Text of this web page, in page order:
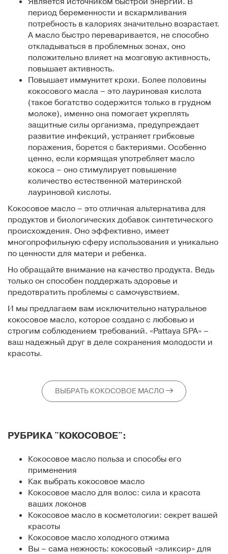
период беременности и вскармливания
потребность в калориях значительно возрастает.
А масло быстро переваривается, не способно
откладываться в проблемных зонах, оно
положительно влияет на мозговую активность,
повышает активность.
Повышает иммунитет крохи. Более половины
кокосового масла – это лауриновая кислота
(такое богатство содержится только в грудном
молоке), именно она помогает укреплять
защитные силы организма, предупреждает
развитие инфекций, устраняет грибковые
поражения, борется с бактериями. Особенно
ценно, если кормящая употребляет масло
кокоса – оно стимулирует повышение
количество естественной материнской
лауриновой кислоты.
Кокосовое масло – это отличная альтернатива для
продуктов и биологических добавок синтетического
происхождения. Оно эффективно, имеет
многопрофильную сферу использования и уникально
по ценности для матери и ребенка.
Но обращайте внимание на качество продукта. Ведь
только он способен поддержать здоровье и
предотвратить проблемы с самочувствием.
И мы предлагаем вам исключительно натуральное
кокосовое масло, которое создано с любовью и
строгим соблюдением требований. «Pattaya SPA» –
ваш надежный друг в деле сохранения молодости и
красоты.
ВЫБРАТЬ КОКОСОВОЕ МАСЛО
РУБРИКА "КОКОСОВОЕ":
Кокосовое масло польза и способы его
применения
Как выбрать кокосовое масло
Кокосовое масло для волос: сила и красота
ваших локонов
Кокосовое масло в косметологии: секрет вашей
красоты
Кокосовое масло холодного отжима
Вы – сама нежность: кокосовый «эликсир» для